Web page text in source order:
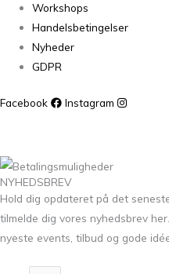
Workshops
Handelsbetingelser
Nyheder
GDPR
Facebook Instagram
NYHEDSBREV
Hold dig opdateret på det
tilmelde dig vores nyhedsbrev
nyeste events, tilbud og gode